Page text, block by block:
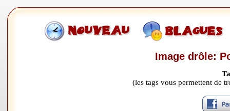
Image drôle:
(les tags vous permettent de